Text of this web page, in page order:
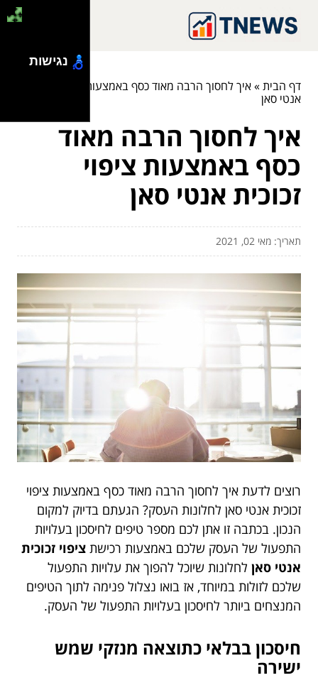
דף הבית»איך לחסוך הרבה מאוד כסף באמצעות ציפוי זכוכית
אנטי סאן
איך לחסוך הרבה מאוד
כסף באמצעות ציפוי
זכוכית אנטי סאן
תאריך: מאי 02, 2021
רוצים לדעת איך לחסוך הרבה מאוד כסף באמצעות ציפוי
זכוכית אנטי סאן לחלונות העסק? הגעתם בדיוק למקום
הנכון. בכתבה זו אתן לכם מספר טיפים לחיסכון בעלויות
התפעול של העסק שלכם באמצעות רכישת ציפוי זכוכית
אנטי סאן לחלונות שיוכל להפוך את עלויות התפעול
שלכם לזולות במיוחד, אז בואו נצלול פנימה לתוך הטיפים
המנצחים ביותר לחיסכון בעלויות התפעול של העסק.
חיסכון בבלאי כתוצאה מנזקי שמש
ישירה
נגישות